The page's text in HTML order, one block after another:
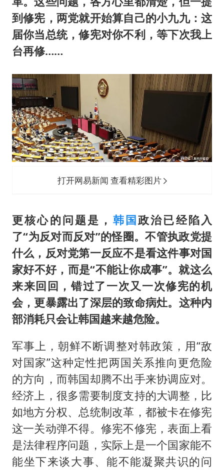
到修宪，两党就开始算自己的小九九：这
届你当总统，修宪对你不利，等下次我上
台再修……
打开网易新闻 查看精彩图片
更核心的问题是， 韩国政治已经陷入
了“为反对而反对”的怪圈。不管执政党提
什么，反对党第一反应不是看这件事对国
家好不好，而是“不能让你成事”。就这么
来来回回，错过了一次又一次修宪的机
会，更暴露出了深层的致命病灶。这种内
部消耗只会让韩国越来越危险。
军事上，朝鲜不断调整对韩政策，用“敌
对国家”这种定性把两国关系推向更危险
的方向，而韩国却腾不出手来协调应对。
经济上，很多需要制度支持的大调整，比
如地方分权、总统制改革，都被卡在修宪
这一关动弹不得。修宪不修宪，表面上看
是法律程序问题，实际上是一个国家能不
能坐下来谈大事、能不能凝聚共识的问